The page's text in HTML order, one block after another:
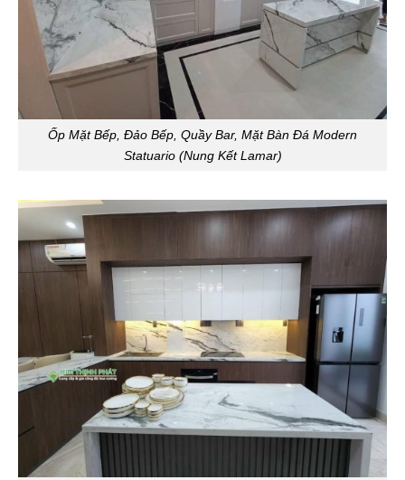
Ốp Mặt Bếp, Đảo Bếp, Quầy Bar, Mặt Bàn Đá Modern
Statuario (Nung Kết Lamar)